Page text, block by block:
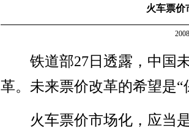
火车票价
铁道部27日透露，中国未
革。未来票价改革的希望是
火车票价市场化，应当是